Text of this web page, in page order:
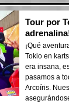
Tour por
¡Qué
Tokio en
era insana,
pasamos a
Arcoíris.